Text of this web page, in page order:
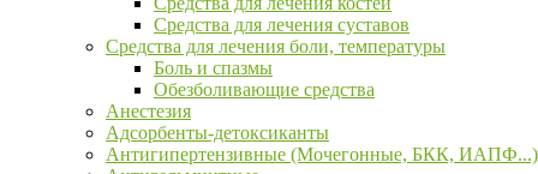
Средства для лечения суставов
Средства для лечения боли, температуры
Боль и спазмы
Обезболивающие средства
Анестезия
Адсорбенты-детоксиканты
Антигипертензивные (Мочегонные, БКК, ИАПФ...)